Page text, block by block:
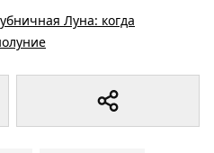
Луна: когда